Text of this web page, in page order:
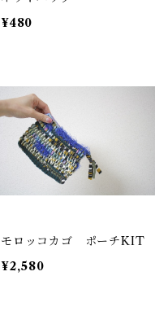
¥480
モロッコカゴ ポーチKIT
¥2,580